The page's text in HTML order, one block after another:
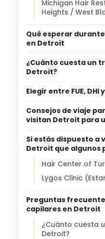
Michigan Hair
Heights / West
Qué esperar
en Detroit
¿Cuánto cuesta un
Detroit?
Elegir entre FUE, DHI
Consejos de viaje
visitan Detroit para
Si estás dispuesto a
Detroit que algunos
Hair Center of
Lygos Clinic
Preguntas
capilares en Detroit
¿Cuánto cuesta
Detroit?